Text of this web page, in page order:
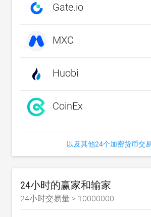
Gate.io
MXC
Huobi
CoinEx
以及其他24个加密货币交
24小时的赢家和输家
24小时交易量 > 10000000